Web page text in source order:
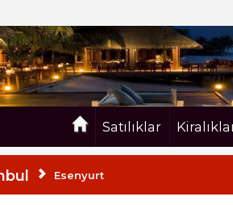
Satılıklar
Esenyurt